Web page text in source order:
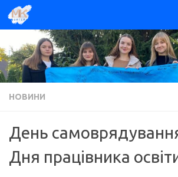
Skip to content
НОВИНИ
День
Дня працівника